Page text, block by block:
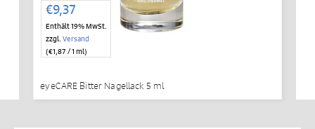
€9,37
Enthält 19% MwSt.
zzgl. Versand
(€1,87 / 1 ml)
eyeCARE Bitter Nagellack 5 ml